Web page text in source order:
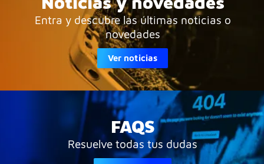
Entra y descubre las últimas noticias o
novedades
Ver noticias
FAQS
Resuelve todas tus dudas